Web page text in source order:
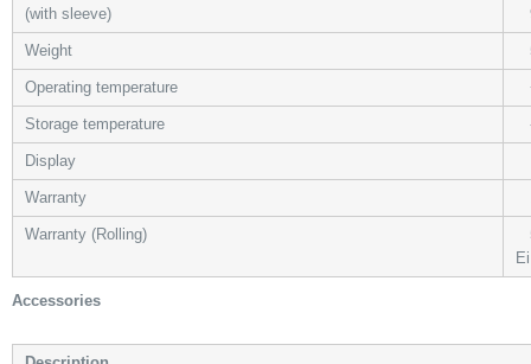
(with sleeve)
Weight
Operating temperature
Storage temperature
Display
Warranty
Warranty (Rolling)
Accessories